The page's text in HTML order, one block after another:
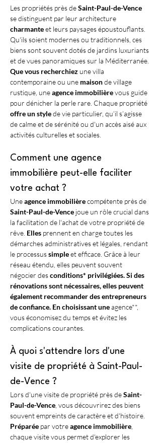
Les propriétés près de Saint-Paul-de-Vence
se distinguent par leur architecture
charmante et leurs paysages époustouflants.
Qu'ils soient modernes ou traditionnels, ces
biens sont souvent dotés de jardins luxuriants
et de vues panoramiques sur la Méditerranée.
Que vous recherchiez une villa
contemporaine ou une maison de village
rustique, une agence immobilière vous guide
pour dénicher la perle rare. Chaque propriété
offre un style de vie particulier, qu’il s’agisse
de calme et de sérénité ou d'un accès aisé aux
activités culturelles et sociales.
Comment une agence
immobilière peut-elle faciliter
votre achat ?
Une agence immobilière compétente près de
Saint-Paul-de-Vence joue un rôle crucial dans
la facilitation de l'achat de votre propriété de
rêve. Elles prennent en charge toutes les
démarches administratives et légales, rendant
le processus simple et efficace. Grâce à leur
réseau étendu, elles peuvent souvent
négocier des conditions* privilégiées. Si des
rénovations sont nécessaires, elles peuvent
également recommander des entrepreneurs
de confiance. En choisissant une agence**,
vous économisez du temps et évitez les
complications courantes.
À quoi s'attendre lors d'une
visite de propriété à Saint-Paul-
de-Vence ?
Lors d'une visite de propriété près de Saint-
Paul-de-Vence , vous découvrirez des biens
souvent empreints de caractère et d'histoire.
Préparée par votre agence immobilière
chaque visite vous permet d'explorer les